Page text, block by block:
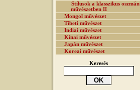
Stílusok a klasszikus oszmán
művészetben II
Mongol művészet
Tibeti művészet
Indiai művészet
Kínai művészet
Japán művészet
Koreai művészet
Keresés